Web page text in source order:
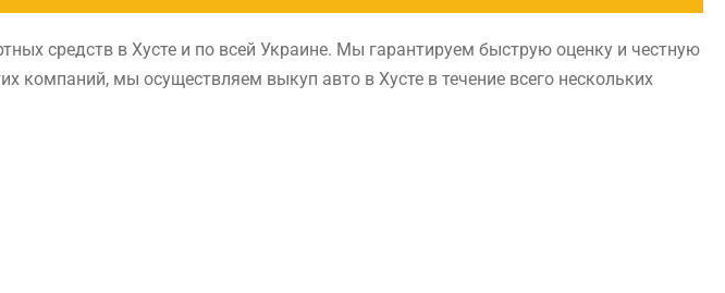
средств в Хусте и по всей Украине. Мы гарантируем быструю оценку и честную
компаний, мы осуществляем выкуп авто в Хусте в течение всего нескольких